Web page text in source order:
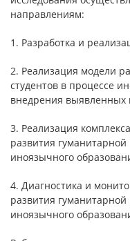
направлениям:
1. Разработка и
2. Реализация модели
студентов в процессе
внедрения выявленных
3. Реализация
развития гуманитарной
иноязычного
4. Диагностика и
развития гуманитарной
иноязычного